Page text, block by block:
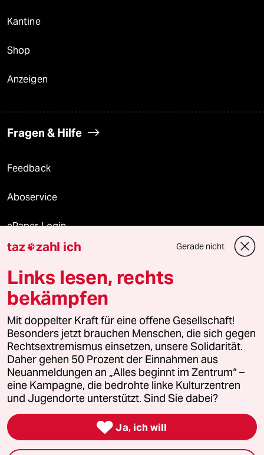
Kantine
Shop
Anzeigen
Fragen & Hilfe
Feedback
Aboservice
ePaper Login
Downloads für Abonnierende
© 2026 taz Verlags und Vertriebs GmbH
Alle Rechte vorbehalten. Bei rechtlichen Fragen oder für Genehmigungen
wenden Sie sich bitte an
lizenzen@taz.de
Feedback Redaktionsstatut Kommune-Richtlinien
Leitlinie Informant Datenschutz Impressum AGB
Seitenwende Einwilligungen widerrufen (Ads)
taz zahl ich Gerade nicht
Links lesen, rechts
bekämpfen
Mit doppelter Kraft für eine offene Gesellschaft!
Besonders jetzt brauchen Menschen, die sich gegen
Rechtsextremismus einsetzen, unsere Solidarität.
Daher gehen 50 Prozent der Einnahmen aus
Neuanmeldungen an „Alles beginnt im Zentrum“ –
eine Kampagne, die bedrohte linke Kulturzentren
und Jugendorte unterstützt. Sind Sie dabei?
 Ja, ich will